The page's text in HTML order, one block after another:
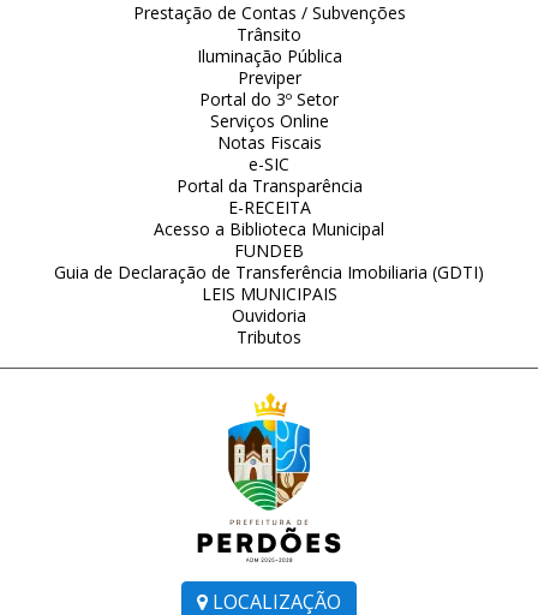
LOCALIZAÇÃO
Prestação de Contas / Subvenções
Trânsito
Iluminação Pública
Previper
Portal do 3º Setor
Serviços Online
Notas Fiscais
e-SIC
Portal da Transparência
E-RECEITA
Acesso a Biblioteca Municipal
FUNDEB
Guia de Declaração de Transferência Imobiliaria (GDTI)
LEIS MUNICIPAIS
Ouvidoria
Tributos